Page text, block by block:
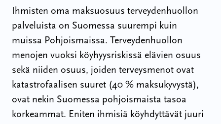
Ihmisten oma maksuosuus terveydenhuollon
palveluista on Suomessa suurempi kuin
muissa Pohjoismaissa. Terveydenhuollon
menojen vuoksi köyhyysriskissä elävien osuus
sekä niiden osuus, joiden terveysmenot ovat
katastrofaalisen suuret (40 % maksukyvystä),
ovat nekin Suomessa pohjoismaista tasoa
korkeammat. Eniten ihmisiä köyhdyttävät juuri